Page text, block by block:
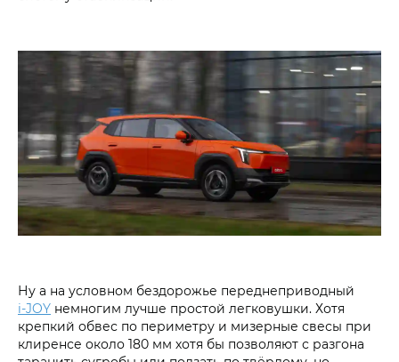
Ну а на условном бездорожье переднеприводный
i‑JOY немногим лучше простой легковушки. Хотя
крепкий обвес по периметру и мизерные свесы при
клиренсе около 180 мм хотя бы позволяют с разгона